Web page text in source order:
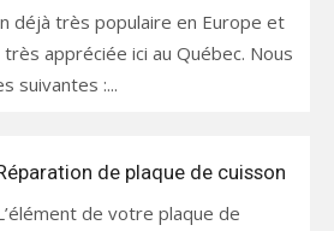
déjà très populaire en Europe et
appréciée ici au Québec. Nous
suivantes :...
de plaque de cuisson
de votre plaque de